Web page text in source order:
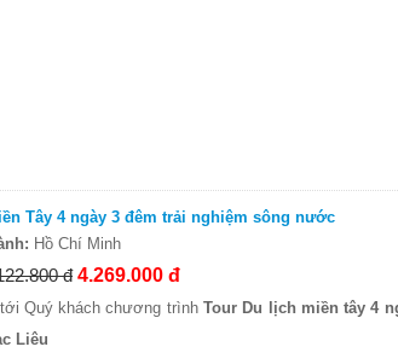
Tây 4 ngày 3 đêm trải nghiệm sông nước
Hồ Chí Minh
đ 4.269.000 đ
Quý khách chương trình Tour Du lịch miền tây 4
Liêu